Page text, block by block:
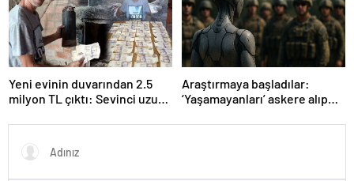
Yeni evinin duvarından 2.5
milyon TL çıktı: Sevinci uzun
Araştırmaya başladılar:
‘Yaşamayanları’ askere alıp